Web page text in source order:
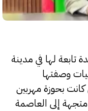
تابعة لها في مدينة
وصفتها
بحوزة مهربين
إلى العاصمة